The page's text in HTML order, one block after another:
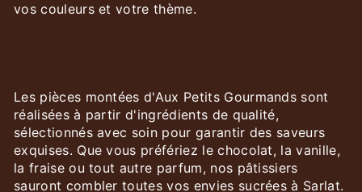
vos couleurs et votre thème.
Les pièces montées d'Aux Petits Gourmands sont
réalisées à partir d'ingrédients de qualité,
sélectionnés avec soin pour garantir des saveurs
exquises. Que vous préfériez le chocolat, la vanille,
la fraise ou tout autre parfum, nos pâtissiers
sauront combler toutes vos envies sucrées à Sarlat.